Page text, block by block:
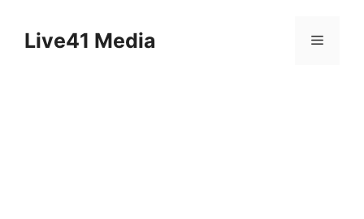
contentLive41 Media Menu